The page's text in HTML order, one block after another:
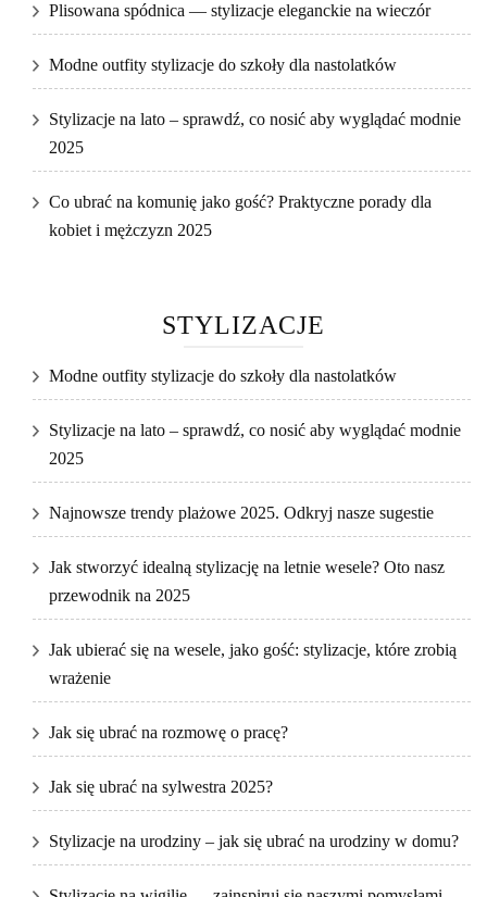
Plisowana spódnica — stylizacje eleganckie na wieczór
Modne outfity stylizacje do szkoły dla nastolatków
Stylizacje na lato – sprawdź, co nosić aby wyglądać modnie
2025
Co ubrać na komunię jako gość? Praktyczne porady dla
kobiet i mężczyzn 2025
STYLIZACJE
Modne outfity stylizacje do szkoły dla nastolatków
Stylizacje na lato – sprawdź, co nosić aby wyglądać modnie
2025
Najnowsze trendy plażowe 2025. Odkryj nasze sugestie
Jak stworzyć idealną stylizację na letnie wesele? Oto nasz
przewodnik na 2025
Jak ubierać się na wesele, jako gość: stylizacje, które zrobią
wrażenie
Jak się ubrać na rozmowę o pracę?
Jak się ubrać na sylwestra 2025?
Stylizacje na urodziny – jak się ubrać na urodziny w domu?